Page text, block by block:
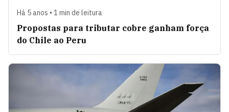
Há 5 anos • 1 min de leitura
Propostas para tributar cobre ganham força
do Chile ao Peru